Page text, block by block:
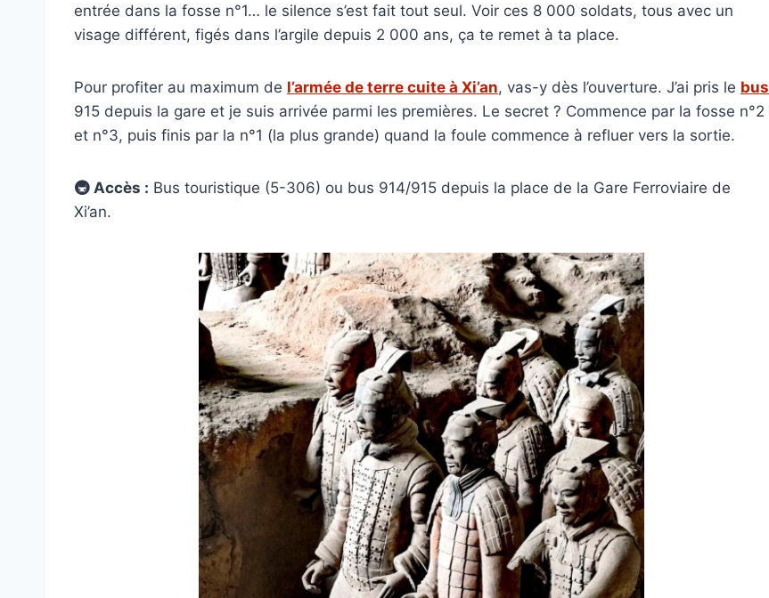
entrée dans la fosse n°1… le silence s’est fait tout seul. Voir ces 8 000 soldats, tous avec un
visage différent, figés dans l’argile depuis 2 000 ans, ça te remet à ta place.
Pour profiter au maximum de l’armée de terre cuite à Xi’an, vas-y dès l’ouverture. J’ai pris le bus
915 depuis la gare et je suis arrivée parmi les premières. Le secret ? Commence par la fosse n°2
et n°3, puis finis par la n°1 (la plus grande) quand la foule commence à refluer vers la sortie.
🚇 Accès : Bus touristique (5-306) ou bus 914/915 depuis la place de la Gare Ferroviaire de
Xi’an.